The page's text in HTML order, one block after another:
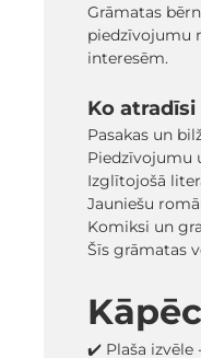
Grāmatas
piedzīvojumu
interesēm.
Ko
Pasakas un
Piedzīvojumu
Izglītojošā
Jauniešu
Komiksi un
Šīs grāmatas
✔️ Plaša izvēle